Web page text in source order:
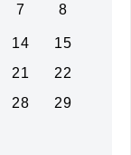
7 8
14
15
21
22
28
29